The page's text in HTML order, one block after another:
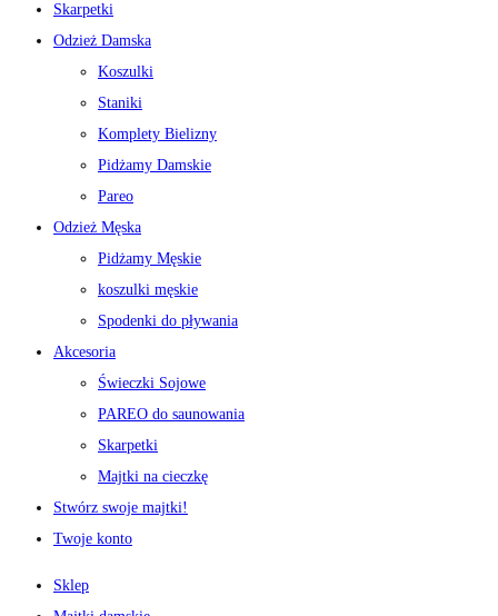
Skarpetki
Odzież Damska
Koszulki
Staniki
Komplety Bielizny
Pidżamy Damskie
Pareo
Odzież Męska
Pidżamy Męskie
koszulki męskie
Spodenki do pływania
Akcesoria
Świeczki Sojowe
PAREO do saunowania
Skarpetki
Majtki na cieczkę
Stwórz swoje majtki!
Twoje konto
Sklep